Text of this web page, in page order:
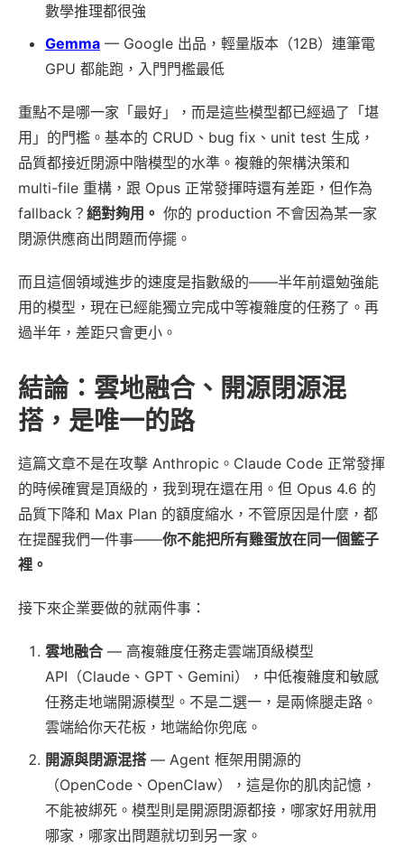
數學推理都很強
Gemma — Google 出品，輕量版本（12B）連筆電
GPU 都能跑，入門門檻最低
重點不是哪一家「最好」，而是這些模型都已經過了「堪
用」的門檻。基本的 CRUD、bug fix、unit test 生成，
品質都接近閉源中階模型的水準。複雜的架構決策和
multi-file 重構，跟 Opus 正常發揮時還有差距，但作為
fallback？ 絕對夠用。 你的 production 不會因為某一家
閉源供應商出問題而停擺。
而且這個領域進步的速度是指數級的——半年前還勉強能
用的模型，現在已經能獨立完成中等複雜度的任務了。再
過半年，差距只會更小。
結論：雲地融合、開源閉源混
搭，是唯一的路
這篇文章不是在攻擊 Anthropic。Claude Code 正常發揮
的時候確實是頂級的，我到現在還在用。但 Opus 4.6 的
品質下降和 Max Plan 的額度縮水，不管原因是什麼，都
在提醒我們一件事——你不能把所有雞蛋放在同一個籃子
裡。
接下來企業要做的就兩件事：
雲地融合 — 高複雜度任務走雲端頂級模型
API（Claude、GPT、Gemini），中低複雜度和敏感
任務走地端開源模型。不是二選一，是兩條腿走路。
雲端給你天花板，地端給你兜底。
開源與閉源混搭 — Agent 框架用開源的
（OpenCode、OpenClaw），這是你的肌肉記憶，
不能被綁死。模型則是開源閉源都接，哪家好用就用
哪家，哪家出問題就切到另一家。